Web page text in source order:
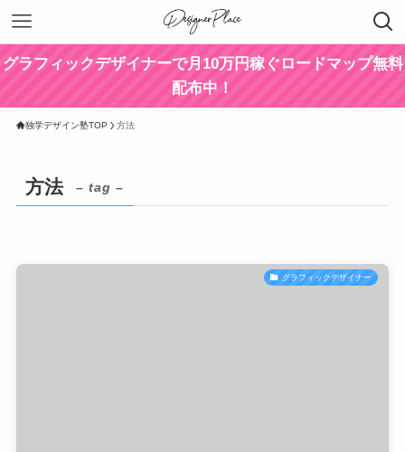
グラフィックデザイナーで月10万円稼ぐロードマップ無料
配布中！
独学デザイン塾TOP 方法
方法 – tag –
グラフィックデザイナー